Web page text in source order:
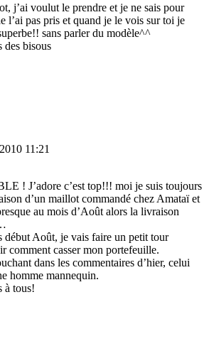
j’ai voulut le prendre et je ne sais pour
l’ai pas pris et quand je le vois sur toi je
sans parler du modèle^^
des bisous
11:21
! J’adore c’est top!!! moi je suis toujours
d’un maillot commandé chez Amataï et
au mois d’Août alors la livraison
début Août, je vais faire un petit tour
comment casser mon portefeuille.
dans les commentaires d’hier, celui
homme mannequin.
à tous!